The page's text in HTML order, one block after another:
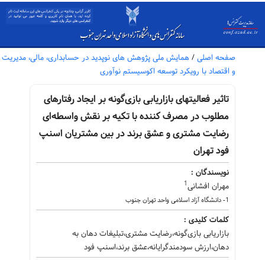
صفحه اصلی / همایش ملی پژوهش های نوپدید در حسابداری، مالی، مدیریت
و اقتصاد با رویکرد توسعه اکوسیستم نوآوری
تاثیر فعالیتهای بازاریابی بازی‌گونه بر ایجاد رفتارهای
مطلوب در مصرف کننده با تکیه بر نقش واسطه‌ای
رضایت مشتری و عشق برند در بین مشتریان اسنپ
فود تهران
نویسندگان :
مهران افشانی1
1- دانشگاه آزاد اسلامی واحد تهران جنوب
کلمات کلیدی :
بازاریابی بازی‌گونه،رضایت مشتری،تبلیغات دهان به
دهان،ارزش سودمندگرایانه،عشق برند،اسنپ فود